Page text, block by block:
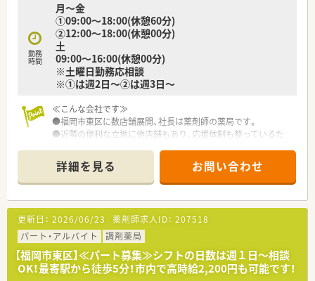
勤務
時間
月～金
①09:00～18:00(休憩60分)
②12:00～18:00(休憩00分)
土
09:00～16:00(休憩00分)
※土曜日勤務応相談
※①は週2日～②は週3日～
≪こんな会社です≫
●福岡市東区に数店舗展開、社長は薬剤師の薬局です。
●近隣の便利な立地に他店舗もあり、応援体制も整っているた
詳細を見る お問い合わせ
更新日： 2026/06/23 薬剤師求人ID： 207518
パート・アルバイト
調剤薬局
【福岡市東区】≪パート募集≫シフトの日数は週１日～相談
OK！最寄駅から徒歩5分！市内で高時給2,200円も可能です！